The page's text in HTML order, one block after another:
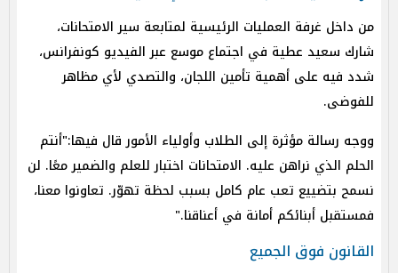
من داخل غرفة العمليات الرئيسية لمتابعة سير الامتحانات،
شارك سعيد عطية في اجتماع موسع عبر الفيديو كونفرانس،
شدد فيه على أهمية تأمين اللجان، والتصدي لأي مظاهر
للفوضى.
ووجه رسالة مؤثرة إلى الطلاب وأولياء الأمور قال فيها:"أنتم
الحلم الذي نراهن عليه. الامتحانات اختبار للعلم والضمير معًا. لن
نسمح بتضييع تعب عام كامل بسبب لحظة تهوّر. تعاونوا معنا،
فمستقبل أبنائكم أمانة في أعناقنا."
القانون فوق الجميع